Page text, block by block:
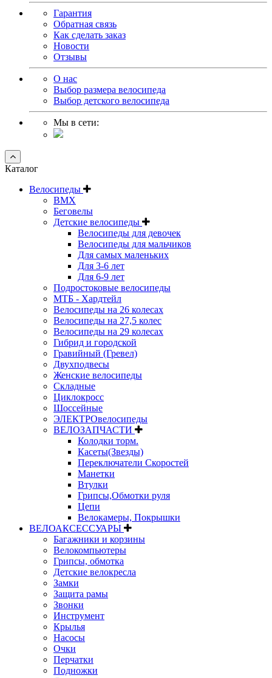
Гарантия
Обратная связь
Как сделать заказ
Новости
Отзывы
О нас
Выбор размера велосипеда
Выбор детского велосипеда
Мы в сети:
Каталог
Велосипеды
BMX
Беговелы
Детские велосипеды
Велосипеды для девочек
Велосипеды для мальчиков
Для самых маленьких
Для 3-6 лет
Для 6-9 лет
Подростоковые велосипеды
МТБ - Хардтейл
Велосипеды на 26 колесах
Велосипеды на 27,5 колес
Велосипеды на 29 колесах
Гибрид и городской
Гравийный (Гревел)
Двухподвесы
Женские велосипеды
Складные
Циклокросс
Шоссейные
ЭЛЕКТРОвелосипеды
ВЕЛОЗАПЧАСТИ
Колодки торм.
Касеты(Звезды)
Переключатели Скоростей
Манетки
Втулки
Грипсы,Обмотки руля
Цепи
Велокамеры, Покрышки
ВЕЛОАКСЕССУАРЫ
Багажники и корзины
Велокомпьютеры
Грипсы, обмотка
Детские велокресла
Замки
Защита рамы
Звонки
Инструмент
Крылья
Насосы
Очки
Перчатки
Подножки